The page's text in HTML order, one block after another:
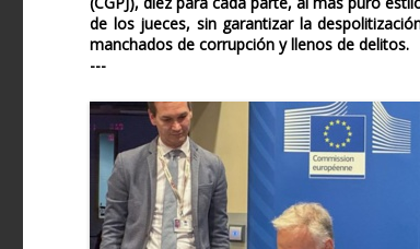
de los jueces, sin garantizar la
manchados de corrupción y llenos de delitos.
---